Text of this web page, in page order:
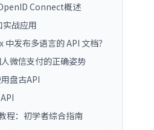
Connect概述
实战应用
发布多语言的 API 文档？
微信支付的正确姿势
盘古API
程：初学者综合指南